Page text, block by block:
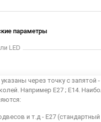
параметры
LED
через точку с запятой
Например E27 ; E14.
и т.д - E27